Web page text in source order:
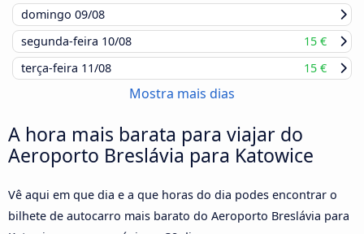
domingo 09/08
segunda-feira 10/08
15 €
terça-feira 11/08 15 €
Mostra mais dias
A hora mais barata para viajar do
Aeroporto Breslávia para Katowice
Vê aqui em que dia e a que horas do dia podes encontrar o
bilhete de autocarro mais barato do Aeroporto Breslávia para